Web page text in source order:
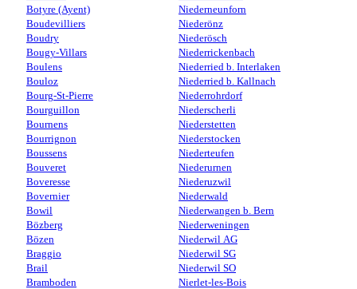
Botyre (Ayent)
Boudevilliers
Boudry
Bougy-Villars
Boulens
Bouloz
Bourg-St-Pierre
Bourguillon
Bournens
Bourrignon
Boussens
Bouveret
Boveresse
Bovernier
Bowil
Bözberg
Bözen
Braggio
Brail
Bramboden
Niederneunforn
Niederönz
Niederösch
Niederrickenbach
Niederried b. Interlaken
Niederried b. Kallnach
Niederrohrdorf
Niederscherli
Niederstetten
Niederstocken
Niederteufen
Niederurnen
Niederuzwil
Niederwald
Niederwangen b. Bern
Niederweningen
Niederwil AG
Niederwil SG
Niederwil SO
Nierlet-les-Bois